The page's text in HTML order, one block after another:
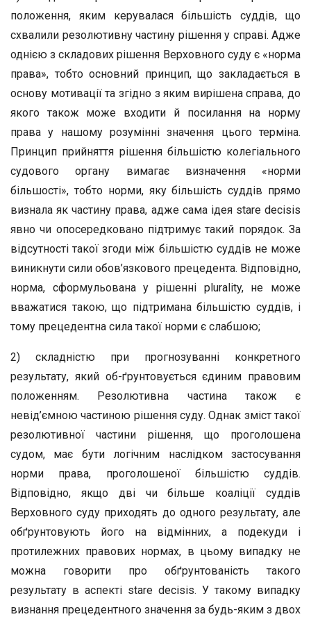
положення, яким керувалася більшість суддів, що
схвалили резолютивну частину рішення у справі. Адже
однією з складових рішення Верховного суду є «норма
права», тобто основний принцип, що закладається в
основу мотивації та згідно з яким вирішена справа, до
якого також може входити й посилання на норму
права у нашому розумінні значення цього терміна.
Принцип прийняття рішення більшістю колегіального
судового органу вимагає визначення «норми
більшості», тобто норми, яку більшість суддів прямо
визнала як частину права, адже сама ідея stare decisis
явно чи опосередковано підтримує такий порядок. За
відсутності такої згоди між більшістю суддів не може
виникнути сили обов’язкового прецедента. Відповідно,
норма, сформульована у рішенні plurality, не може
вважатися такою, що підтримана більшістю суддів, і
тому прецедентна сила такої норми є слабшою;
2) складністю при прогнозуванні конкретного
результату, який об-ґрунтовується єдиним правовим
положенням. Резолютивна частина також є
невід’ємною частиною рішення суду. Однак зміст такої
резолютивної частини рішення, що проголошена
судом, має бути логічним наслідком застосування
норми права, проголошеної більшістю суддів.
Відповідно, якщо дві чи більше коаліції суддів
Верховного суду приходять до одного результату, але
обґрунтовують його на відмінних, а подекуди і
протилежних правових нормах, в цьому випадку не
можна говорити про обґрунтованість такого
результату в аспекті stare decisis. У такому випадку
визнання прецедентного значення за будь-яким з двох